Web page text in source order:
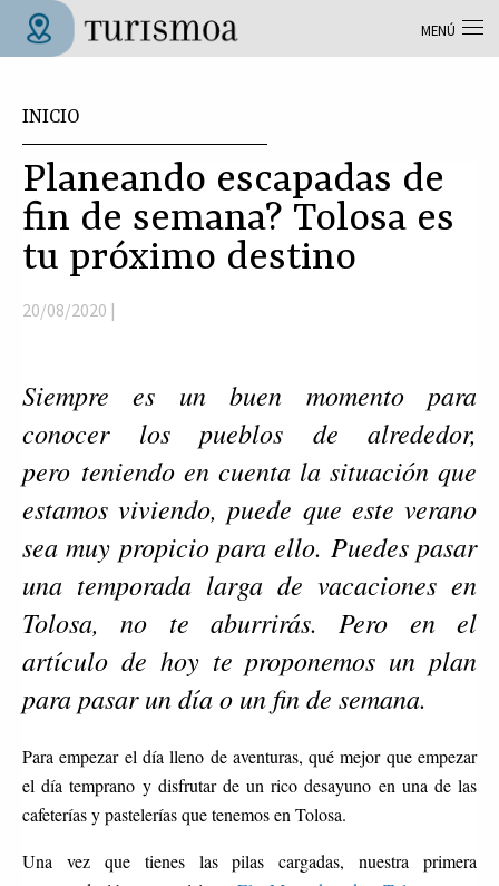
Pasar al contenido principal
INICIO
Planeando escapadas de
fin de semana? Tolosa es
tu próximo destino
20/08/2020 |
Siempre es un buen momento para
conocer los pueblos de alrededor,
pero teniendo en cuenta la situación que
estamos viviendo, puede que este verano
sea muy propicio para ello. Puedes pasar
una temporada larga de vacaciones en
Tolosa, no te aburrirás. Pero en el
artículo de hoy te proponemos un plan
para pasar un día o un fin de semana.
Para empezar el día lleno de aventuras, qué mejor que empezar
el día temprano y disfrutar de un rico desayuno en una de las
cafeterías y pastelerías que tenemos en Tolosa.
Una vez que tienes las pilas cargadas, nuestra primera
MENÚ